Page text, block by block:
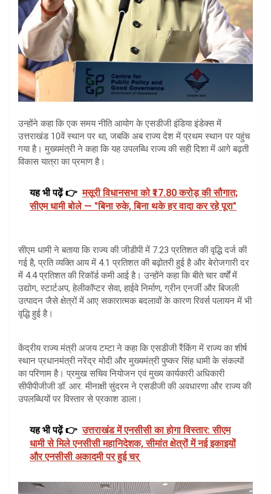
उन्होंने कहा कि एक समय नीति आयोग के एसडीजी इंडिया इंडेक्स में
उत्तराखंड 10वें स्थान पर था, जबकि अब राज्य देश में प्रथम स्थान पर पहुंच
गया है। मुख्यमंत्री ने कहा कि यह उपलब्धि राज्य की सही दिशा में आगे बढ़ती
विकास यात्रा का प्रमाण है।
यह भी पढ़ें 👉 मसूरी विधानसभा को ₹17.80 करोड़ की सौगात;
सीएम धामी बोले — "बिना रुके, बिना थके हर वादा कर रहे पूरा"
सीएम धामी ने बताया कि राज्य की जीडीपी में 7.23 प्रतिशत की वृद्धि दर्ज की
गई है, प्रति व्यक्ति आय में 4.1 प्रतिशत की बढ़ोतरी हुई है और बेरोजगारी दर
में 4.4 प्रतिशत की रिकॉर्ड कमी आई है। उन्होंने कहा कि बीते चार वर्षों में
उद्योग, स्टार्टअप, हेलीकॉप्टर सेवा, हाईवे निर्माण, ग्रीन एनर्जी और बिजली
उत्पादन जैसे क्षेत्रों में आए सकारात्मक बदलावों के कारण रिवर्स पलायन में भी
वृद्धि हुई है।
केंद्रीय राज्य मंत्री अजय टम्टा ने कहा कि एसडीजी रैंकिंग में राज्य का शीर्ष
स्थान प्रधानमंत्री नरेंद्र मोदी और मुख्यमंत्री पुष्कर सिंह धामी के संकल्पों
का परिणाम है। प्रमुख सचिव नियोजन एवं मुख्य कार्यकारी अधिकारी
सीपीपीजीजी डॉ. आर. मीनाक्षी सुंदरम ने एसडीजी की अवधारणा और राज्य की
उपलब्धियों पर विस्तार से प्रकाश डाला।
यह भी पढ़ें 👉 उत्तराखंड में एनसीसी का होगा विस्तार: सीएम
धामी से मिले एनसीसी महानिदेशक, सीमांत क्षेत्रों में नई इकाइयों
और एनसीसी अकादमी पर हुई चर्